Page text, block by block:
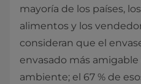
mayoría de los países,
alimentos y los
consideran que el
envasado más
ambiente; el 67 % de